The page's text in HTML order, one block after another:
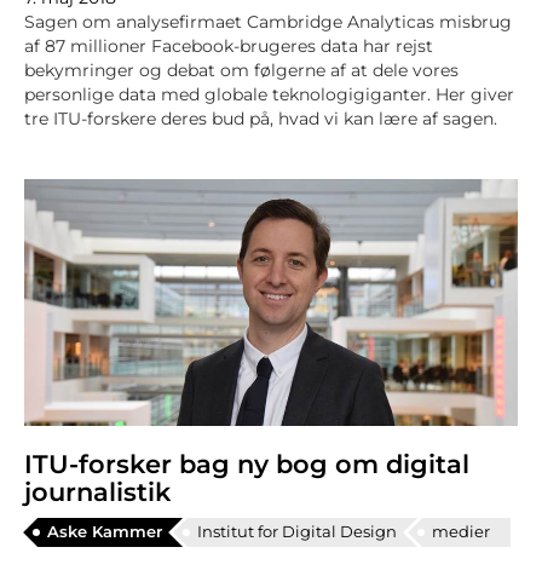
Sagen om analysefirmaet Cambridge Analyticas misbrug
af 87 millioner Facebook-brugeres data har rejst
bekymringer og debat om følgerne af at dele vores
personlige data med globale teknologigiganter. Her giver
tre ITU-forskere deres bud på, hvad vi kan lære af sagen.
ITU-forsker bag ny bog om digital
journalistik
Aske Kammer Institut for Digital Design medier